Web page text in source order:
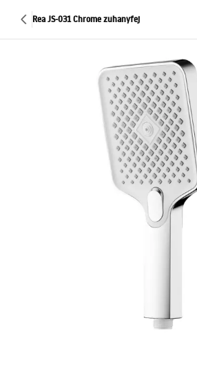
Rea JS-031 Chrome zuhanyfej